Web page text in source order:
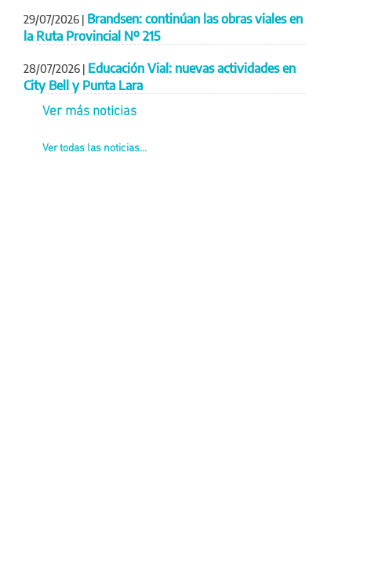
29/07/2026 | Brandsen: continúan las obras viales en
la Ruta Provincial Nº 215
28/07/2026 | Educación Vial: nuevas actividades en
City Bell y Punta Lara
Ver más noticias
Ver todas las noticias...